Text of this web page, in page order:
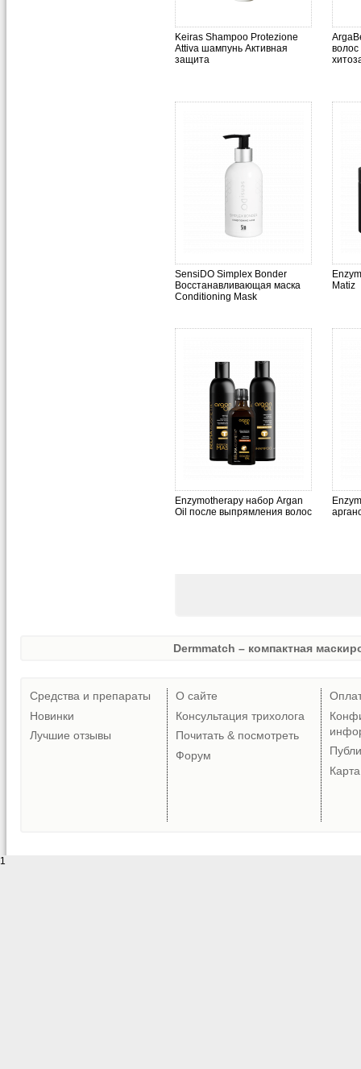
Keiras Shampoo Protezione
Attiva шампунь Активная
защита
SensiDO Simplex Bonder
Восстанавливающая маска
Conditioning Mask
Matiz
Enzymotherapy набор Argan
Oil после выпрямления волос
Dermmatch – компактная
Средства и препараты
Новинки
Лучшие отзывы
О сайте
Консультация трихолога
Почитать & посмотреть
Форум
1